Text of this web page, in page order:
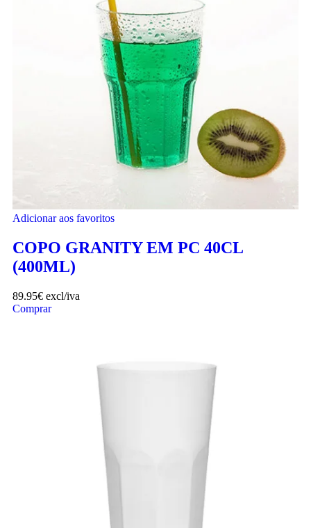
Adicionar aos favoritos
COPO GRANITY EM PC 40CL
(400ML)
89.95€ excl/iva
Comprar